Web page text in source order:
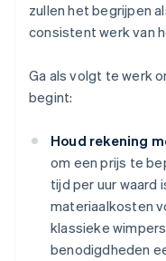
zullen het begrijpen
consistent werk van
Ga als volgt te werk
begint:
Houd rekening
om een prijs te
tijd per uur waard
materiaalkosten
klassieke
benodigdheden